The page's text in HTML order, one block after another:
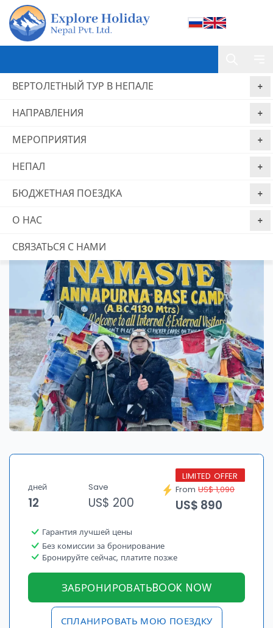
ВЕРТОЛЕТНЫЙ ТУР В НЕПАЛЕ
НАПРАВЛЕНИЯ
МЕРОПРИЯТИЯ
НЕПАЛ
БЮДЖЕТНАЯ ПОЕЗДКА
О НАС
СВЯЗАТЬСЯ С НАМИ
лучшей цены
бронирование
дней
12
Save
US$ 200
LIMITED OFFER
FromUS$ 1,090
US$ 890
Гарантия лучшей цены
Без комиссии за бронирование
Бронируйте сейчас, платите позже
ЗАБРОНИРОВАТЬBOOK NOW
СПЛАНИРОВАТЬ МОЮ ПОЕЗДКУ